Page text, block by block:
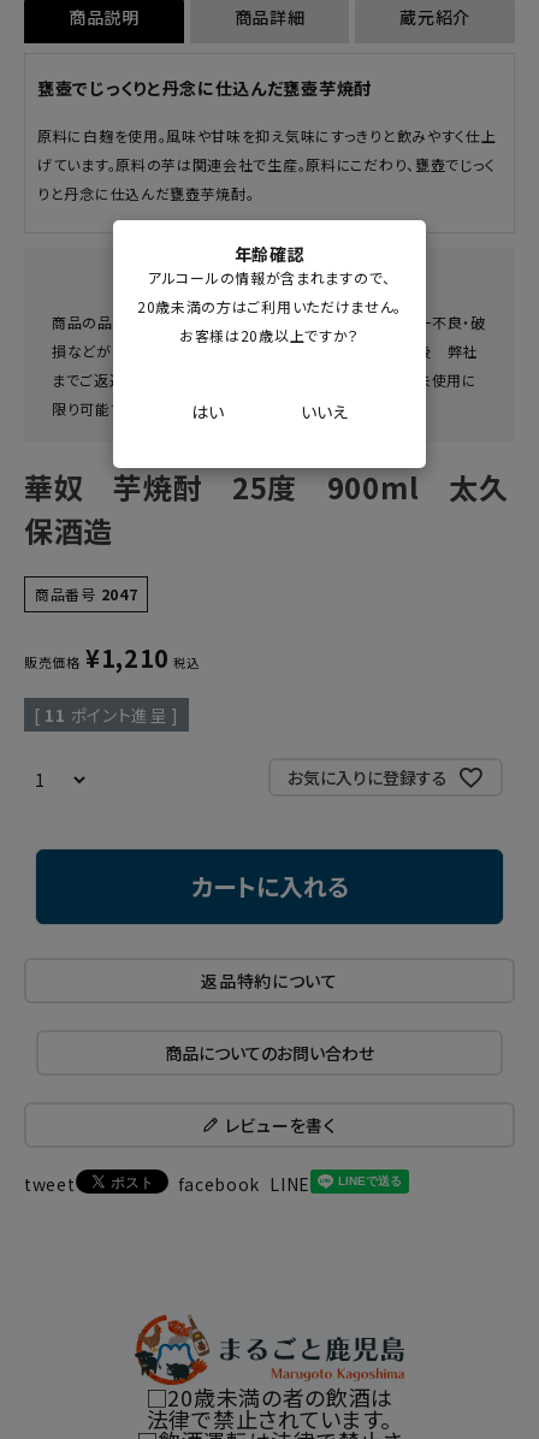
年齢確認
アルコールの情報が含まれますので、
20歳未満の方はご利用いただけません。
お客様は20歳以上ですか？
はい いいえ
商品説明 商品詳細 蔵元紹介
甕壺でじっくりと丹念に仕込んだ甕壺芋焼酎
原料に白麹を使用。風味や甘味を抑え気味にすっきりと飲みやすく仕上
げています。原料の芋は関連会社で生産。原料にこだわり、甕壺でじっく
りと丹念に仕込んだ甕壺芋焼酎。
返品・交換について
商品の品質につきましては、万全を期しておりますが、万一不良・破
損などがございましたら、商品到着後、７日以内にご連絡後 弊社
までご返送ください。返品・交換につきましては、未開封・未使用に
限り可能です。
華奴 芋焼酎 25度 900ml 太久
保酒造
商品番号 2047
販売価格 ¥1,210 税込
[ 11 ポイント進呈 ]
お気に入りに登録する
カートに入れる
返品特約について
商品についてのお問い合わせ
レビューを書く
tweet facebook LINE
□20歳未満の者の飲酒は
法律で禁止されています。